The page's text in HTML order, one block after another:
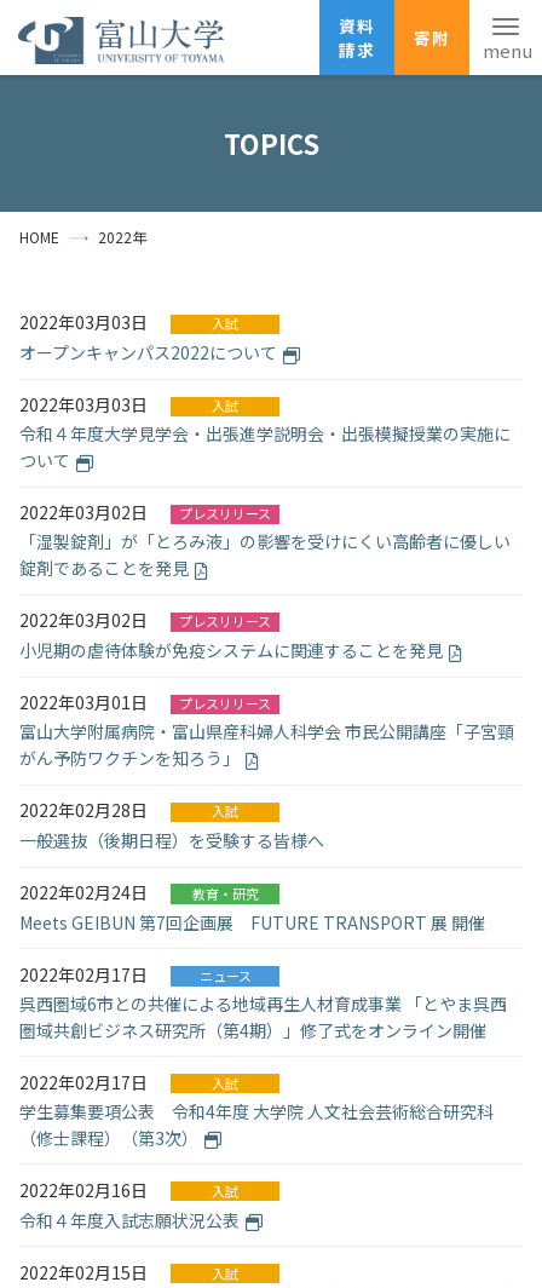
資料
請求
寄附
資料請求
受験生の方 地域・一般の方
大学紹介
学部・大学院・施設
教育・学生支援
研究・産学官連携
国際交流・留学
TOPICS
HOME 2022年
2022年03月03日 入試
オープンキャンパス2022について
2022年03月03日 入試
令和４年度大学見学会・出張進学説明会・出張模擬授業の実施に
ついて
2022年03月02日 プレスリリース
「湿製錠剤」が「とろみ液」の影響を受けにくい高齢者に優しい
錠剤であることを発見
2022年03月02日 プレスリリース
小児期の虐待体験が免疫システムに関連することを発見
2022年03月01日 プレスリリース
富山大学附属病院・富山県産科婦人科学会 市民公開講座「子宮頸
がん予防ワクチンを知ろう」
2022年02月28日 入試
一般選抜（後期日程）を受験する皆様へ
2022年02月24日 教育・研究
Meets GEIBUN 第7回企画展 FUTURE TRANSPORT 展 開催
2022年02月17日 ニュース
呉西圏域6市との共催による地域再生人材育成事業 「とやま呉西
圏域共創ビジネス研究所（第4期）」修了式をオンライン開催
2022年02月17日 入試
学生募集要項公表 令和4年度 大学院 人文社会芸術総合研究科
（修士課程）（第3次）
2022年02月16日 入試
令和４年度入試志願状況公表
2022年02月15日 入試